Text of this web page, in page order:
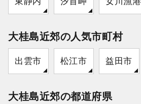
大桂島近郊の人気市町村
出雲市 松江市 益田市
大桂島近郊の都道府県